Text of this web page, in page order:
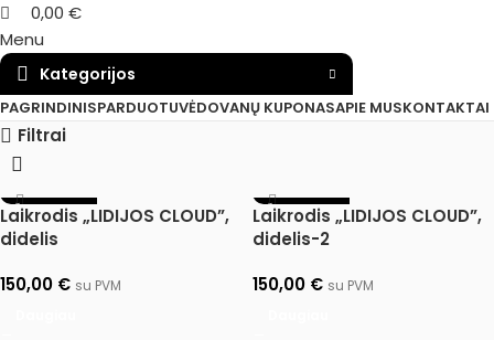
0,00 €
Menu
Kategorijos
PAGRINDINISPARDUOTUVĖDOVANŲ KUPONASAPIE MUSKONTAKTAI
Filtrai
IŠPARDUOTA
Laikrodis „LIDIJOS CLOUD”,
didelis
150,00 € su PVM
IŠPARDUOTA
Laikrodis „LIDIJOS CLOUD”,
didelis-2
150,00 € su PVM